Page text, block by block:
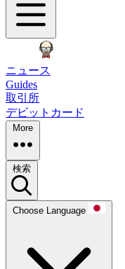
ニュース
Guides
取引所
デビットカード
More
検索
Choose Language